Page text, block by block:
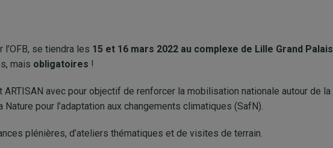
se tiendra les 15 et 16 mars 2022 au complexe de Lille Grand Palais
mais obligatoires !
avec pour objectif de renforcer la mobilisation nationale autour de la
pour l’adaptation aux changements climatiques (SafN).
plénières, d’ateliers thématiques et de visites de terrain.